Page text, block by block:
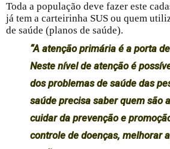
Toda a população deve fazer este
já tem a carteirinha SUS ou quem
de saúde (planos de saúde).
“A atenção primária é a porta
Neste nível de atenção é
dos problemas de saúde das
saúde precisa saber quem são
cuidar da prevenção e
controle de doenças, melhorar